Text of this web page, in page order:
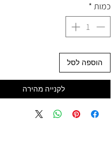
כמות *
הוספה לסל
לקנייה מהירה